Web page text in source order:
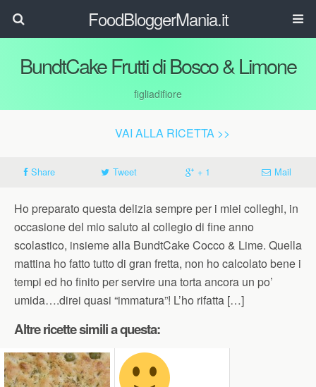
FoodBloggerMania.it
BundtCake Frutti di Bosco & Limone
figliadifiore
VAI ALLA RICETTA >>
Share Tweet + 1 Mail
Ho preparato questa delizia sempre per i miei colleghi, in
occasione del mio saluto al collegio di fine anno
scolastico, insieme alla BundtCake Cocco & Lime. Quella
mattina ho fatto tutto di gran fretta, non ho calcolato bene i
tempi ed ho finito per servire una torta ancora un po’
umida….direi quasi “immatura”! L’ho rifatta […]
Altre ricette simili a questa: